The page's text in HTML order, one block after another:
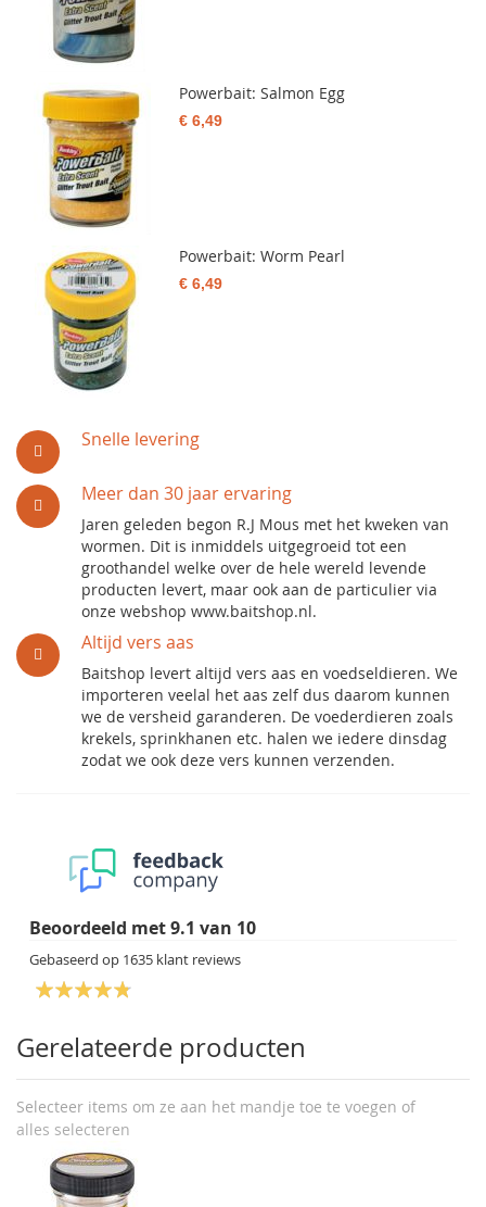
Snelle levering
Meer dan 30 jaar ervaring
Jaren geleden begon R.J Mous met het kweken van
wormen. Dit is inmiddels uitgegroeid tot een
groothandel welke over de hele wereld levende
producten levert, maar ook aan de particulier via
onze webshop www.baitshop.nl.
Altijd vers aas
Baitshop levert altijd vers aas en voedseldieren. We
importeren veelal het aas zelf dus daarom kunnen
we de versheid garanderen. De voederdieren zoals
krekels, sprinkhanen etc. halen we iedere dinsdag
zodat we ook deze vers kunnen verzenden.
Beoordeeld met9.1 van 10
Gebaseerd op 1635 klant reviews
Gerelateerde producten
Selecteer items om ze aan het mandje toe te voegen of
alles selecteren
Powerbait: Salmon Egg
€ 6,49
Powerbait: Worm Pearl
€ 6,49